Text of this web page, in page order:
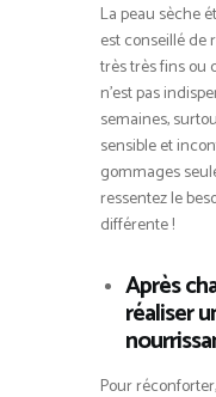
La peau sèche
est conseillé de
très très fins ou
n’est pas
semaines,
sensible et
gommages
ressentez le
différente !
Après
réaliser
Pour